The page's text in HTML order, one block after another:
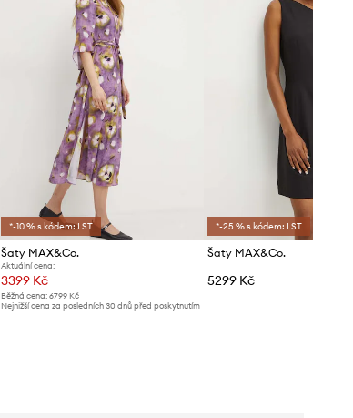
*-10 % s kódem: LST
Šaty MAX&Co.
Aktuální cena:
3399 Kč
Běžná cena:6799 Kč
Nejnižší cena za posledních 30 dnů před poskytnutím
*-25 % s kódem: LST
Šaty MAX&Co.
5299 Kč